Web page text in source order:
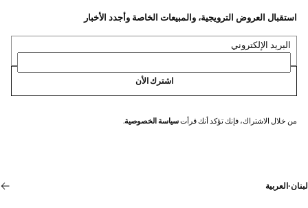
استقبال العروض الترويجية، والمبيعات الخاصة وأجدد الأخبار
البريد الإلكتروني
اشترك الأن
من خلال الاشتراك، فإنك تؤكد أنك قرأتسياسة الخصوصية.
لبنان·العربية